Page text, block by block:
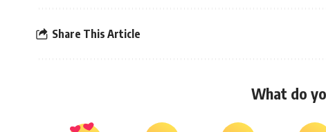
Share This Article
What do